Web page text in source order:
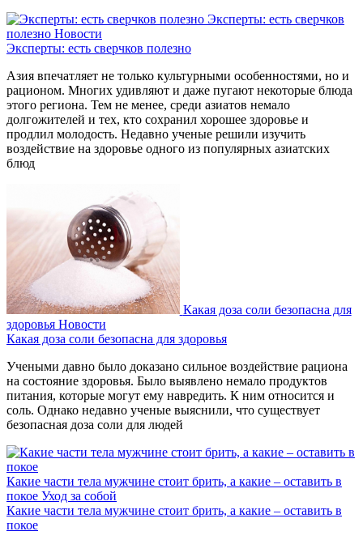
Эксперты: есть сверчков
полезно Новости
Эксперты: есть сверчков полезно
Азия впечатляет не только культурными особенностями, но и
рационом. Многих удивляют и даже пугают некоторые блюда
этого региона. Тем не менее, среди азиатов немало
долгожителей и тех, кто сохранил хорошее здоровье и
продлил молодость. Недавно ученые решили изучить
воздействие на здоровье одного из популярных азиатских
блюд
Какая доза соли безопасна для
здоровья Новости
Какая доза соли безопасна для здоровья
Учеными давно было доказано сильное воздействие рациона
на состояние здоровья. Было выявлено немало продуктов
питания, которые могут ему навредить. К ним относится и
соль. Однако недавно ученые выяснили, что существует
безопасная доза соли для людей
Какие части тела мужчине стоит брить, а какие – оставить в
покое Уход за собой
Какие части тела мужчине стоит брить, а какие – оставить в
покое